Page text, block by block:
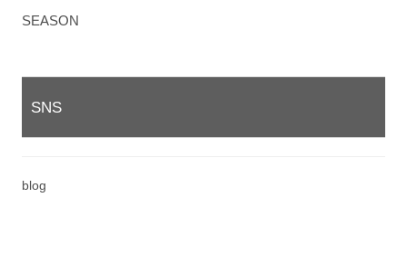
SEASON
SNS
blog